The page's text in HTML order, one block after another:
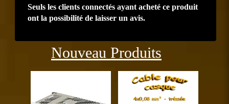
Seuls les clients connectés ayant acheté ce produit
ont la possibilité de laisser un avis.
Nouveau Produits
Précédent